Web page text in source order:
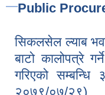
Public
सिकलसेल ल्याब
बाटो कालोपत्रे
गरिएको
२०७९/०७/२९)